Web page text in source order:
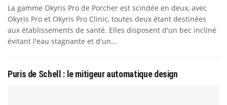
La gamme Okyris Pro de Porcher est scindée en deux, avec
Okyris Pro et Okyris Pro Clinic, toutes deux étant destinées
aux établissements de santé. Elles disposent d'un bec incliné
évitant l'eau stagnante et d'un...
Puris de Schell : le mitigeur automatique design